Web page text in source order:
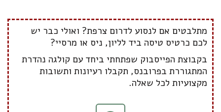
מתלבטים אם לנסוע לדרום צרפת? ואולי כבר יש
לכם כרטיס טיסה ביד לליון, ניס או מרסיי?
בקבוצת הפייסבוק שפתחתי ביחד עם קולגה נהדרת
המתגוררת בפרובנס, תקבלו רעיונות ותשובות
מקצועיות לכל שאלה.